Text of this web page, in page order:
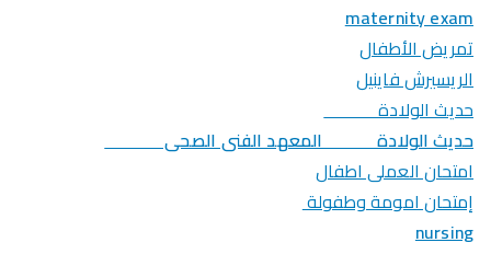
maternity exam
تمريض الأطفال
الريسيرش فاينيل
حديث الولادة
حديث الولادة المعهد الفنى الصحى
امتحان العملى اطفال
إمتحان امومة وطفولة
nursing